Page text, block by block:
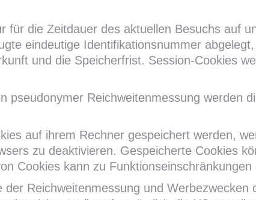
für die Zeitdauer des aktuellen Besuchs auf
eindeutige Identifikationsnummer
und die Speicherfrist. Session-Cookies
pseudonymer Reichweitenmessung werden
auf ihrem Rechner gespeichert werden,
zu deaktivieren. Gespeicherte Cookies
Cookies kann zu
Reichweitenmessung und